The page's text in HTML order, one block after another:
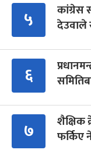
५
कांग्रेस
देउवाले
६
७
शैक्षिक
फर्किए